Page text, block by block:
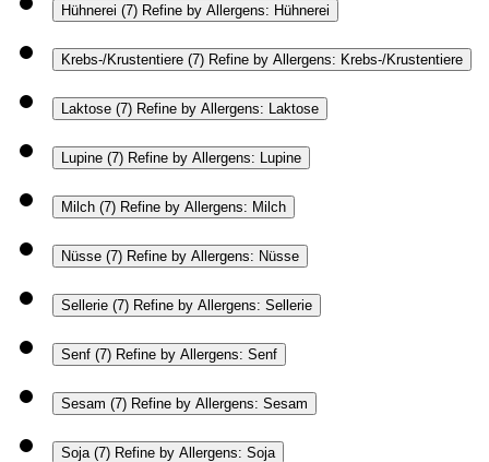
Hühnerei (7) Refine by Allergens: Hühnerei
Krebs-/Krustentiere (7) Refine by Allergens: Krebs-/Krustentiere
Laktose (7) Refine by Allergens: Laktose
Lupine (7) Refine by Allergens: Lupine
Milch (7) Refine by Allergens: Milch
Nüsse (7) Refine by Allergens: Nüsse
Sellerie (7) Refine by Allergens: Sellerie
Senf (7) Refine by Allergens: Senf
Sesam (7) Refine by Allergens: Sesam
Soja (7) Refine by Allergens: Soja